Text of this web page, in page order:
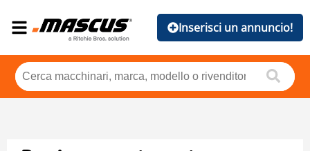
Inserisci un annuncio!